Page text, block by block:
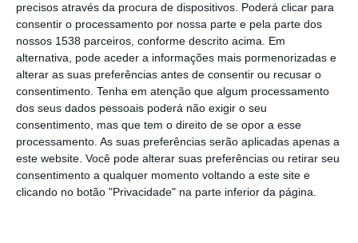
precisos através da procura de dispositivos. Poderá clicar para
consentir o processamento por nossa parte e pela parte dos
nossos 1538 parceiros, conforme descrito acima. Em
alternativa, pode aceder a informações mais pormenorizadas e
alterar as suas preferências antes de consentir ou recusar o
consentimento. Tenha em atenção que algum processamento
dos seus dados pessoais poderá não exigir o seu
consentimento, mas que tem o direito de se opor a esse
processamento. As suas preferências serão aplicadas apenas a
este website. Você pode alterar suas preferências ou retirar seu
consentimento a qualquer momento voltando a este site e
clicando no botão "Privacidade" na parte inferior da página.
sofreu também ferimentos leves, sobretudo
por inalação de fumos e pequenas
queimaduras, foi assistido no local e recusou
transporte a unidade hospitalar.
Nas próximas horas os bombeiros vão
efetuar as operações de rescaldo e vigilância
do perímetro do incêndio.